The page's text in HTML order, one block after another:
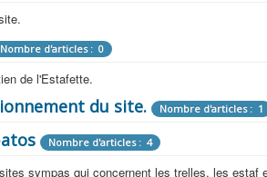
Presse Nombre d'articles : 9
que l'on a vu sur l'estafette !
Car Nombre d'articles : 3
les camping cars ou aménagements d'époque.
Nombre d'articles : 13
Nombre d'articles : 0
de l'Estafette.
Nombre d'articles : 0
Nombre d'articles : 14
Nombre d'articles : 0
du site. Nombre d'articles : 1
Nombre d'articles : 4
sympas qui concernent les trelles, les estaf